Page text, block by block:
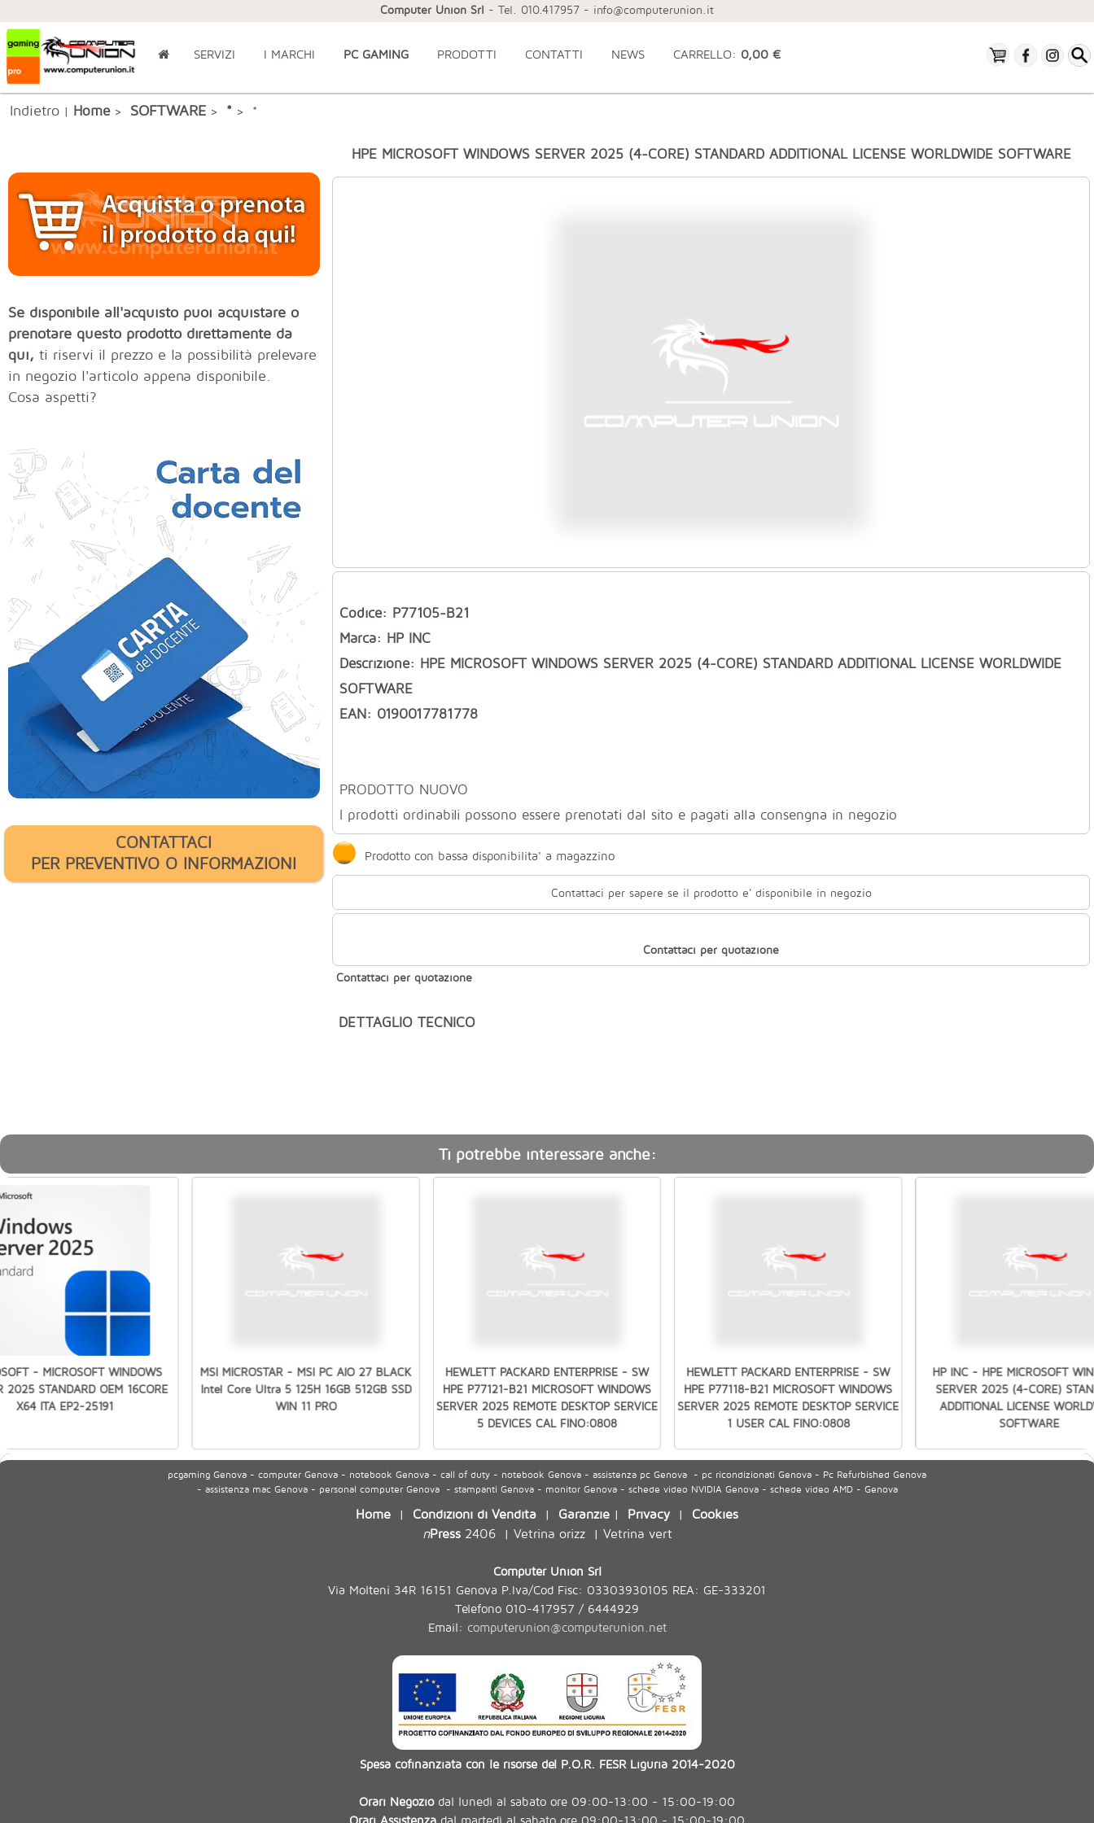
Computer Union Srl - Tel. 010.417957 - info@computerunion.it
SERVIZI I MARCHI PC GAMING PRODOTTI CONTATTI NEWS CARRELLO: 0,00 €
Indietro | Home> SOFTWARE > * > *
Se disponibile all'acquisto puoi acquistare o
prenotare questo prodotto direttamente da
qui, ti riservi il prezzo e la possibilità prelevare
in negozio l'articolo appena disponibile.
Cosa aspetti?
CONTATTACI
PER PREVENTIVO O INFORMAZIONI
HPE MICROSOFT WINDOWS SERVER 2025 (4-CORE) STANDARD ADDITIONAL LICENSE WORLDWIDE SOFTWARE
Codice: P77105-B21
Marca: HP INC
Descrizione: HPE MICROSOFT WINDOWS SERVER 2025 (4-CORE) STANDARD ADDITIONAL LICENSE WORLDWIDE
SOFTWARE
EAN: 0190017781778
PRODOTTO NUOVO
I prodotti ordinabili possono essere prenotati dal sito e pagati alla consengna in negozio
Prodotto con bassa disponibilita' a magazzino
Contattaci per sapere se il prodotto e' disponibile in negozio
Contattaci per quotazione
Contattaci per quotazione
DETTAGLIO TECNICO
Ti potrebbe interessare anche:
MSI MICROSTAR - MSI PC AIO 27 BLACK
Intel Core Ultra 5 125H 16GB 512GB SSD
WIN 11 PRO
HEWLETT PACKARD ENTERPRISE - SW
HPE P77121-B21 MICROSOFT WINDOWS
SERVER 2025 REMOTE DESKTOP SERVICE
5 DEVICES CAL FINO:0808
HEWLETT PACKARD ENTERPRISE - SW
HPE P77118-B21 MICROSOFT WINDOWS
SERVER 2025 REMOTE DESKTOP SERVICE
1 USER CAL FINO:0808
HP INC - HPE MICROSOFT
SERVER 2025 (4-CORE)
ADDITIONAL LICENSE
SOFTWARE
- MICROSOFT WINDOWS
2025 STANDARD OEM 16CORE
X64 ITA EP2-25191
pcgaming Genova - computer Genova - notebook Genova - call of duty - notebook Genova - assistenza pc Genova - pc ricondizionati Genova - Pc Refurbished Genova
- assistenza mac Genova - personal computer Genova - stampanti Genova - monitor Genova - schede video NVIDIA Genova - schede video AMD - Genova
Home | Condizioni di Vendita | Garanzie | Privacy| Cookies
nPress2406| Vetrina orizz| Vetrina vert
Computer Union Srl
Via Molteni 34R 16151 Genova P.Iva/Cod Fisc: 03303930105 REA: GE-333201
Telefono 010-417957 / 6444929
Email: computerunion@computerunion.net
Spesa cofinanziata con le risorse del P.O.R. FESR Liguria 2014-2020
Orari Negoziodal lunedì al sabato ore 09:00-13:00 - 15:00-19:00
Orari Assistenza dal martedì al sabato ore 09:00-13:00 - 15:00-19:00